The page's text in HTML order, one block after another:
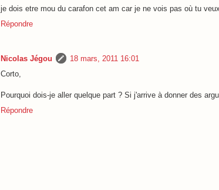
je dois etre mou du carafon cet am car je ne vois pas où tu
Répondre
Nicolas Jégou
18 mars, 2011 16:01
Corto,
Pourquoi dois-je aller quelque part ? Si j'arrive à donner des
Répondre